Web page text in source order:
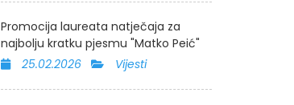
Promocija laureata natječaja za
najbolju kratku pjesmu "Matko Peić"
25.02.2026
Vijesti